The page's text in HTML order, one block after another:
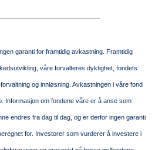
garanti for framtidig avkastning. Framtidig
våre forvalteres dyktighet, fondets
og innløsning. Avkastningen i våre fond
Informasjon om fondene våre er å anse som
endres fra dag til dag, og er derfor ingen garanti
for. Investorer som vurderer å investere i